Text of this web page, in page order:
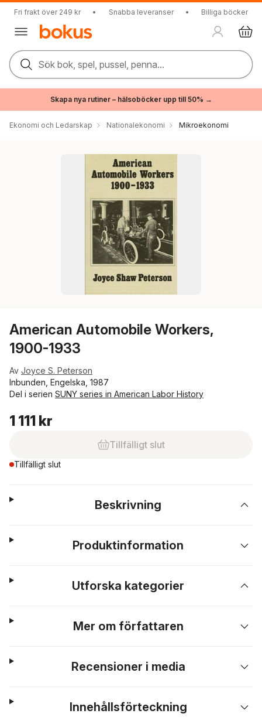
Fri frakt över 249 kr • Snabba leveranser • Billiga böcker
Sök bok, spel, pussel, penna...
Skapa nya rutiner – hälsoböcker upp till 50% →
Ekonomi och Ledarskap Nationalekonomi Mikroekonomi
American Automobile Workers,
1900-1933
Av Joyce S. Peterson
Inbunden, Engelska, 1987
Del i serien SUNY series in American Labor History
1 111 kr
Tillfälligt slut
Tillfälligt slut
Beskrivning
Produktinformation
Utforska kategorier
Mer om författaren
Recensioner i media
Innehållsförteckning